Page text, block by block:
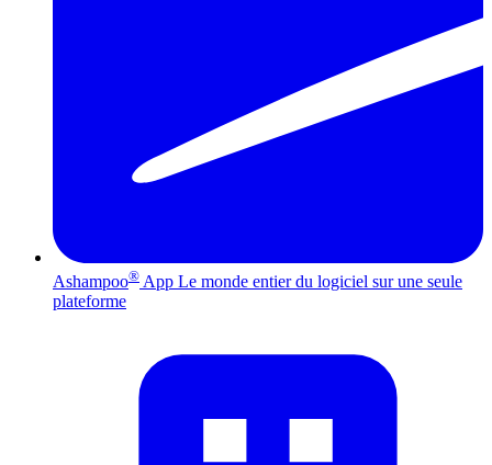
Ashampoo® App Le monde entier du logiciel sur une seule
plateforme